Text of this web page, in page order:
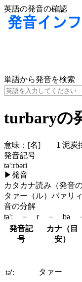
英語の発音の確認
単語から発音を検索
turbaryの
意味： [名] 1 泥
発音記号
tə'ːrbəri
▶発音
カタカナ読み（発音の
タァー（ル）バァリィ
音の分解
tə'ː － r － bə
発音記
号
カナ（目
安）
tə'ː タァー